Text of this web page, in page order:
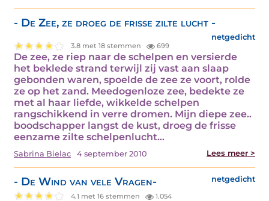
- De Zee, ze droeg de frisse zilte lucht -
netgedicht
3.8 met 18 stemmen 699
De zee, ze riep naar de schelpen en versierde
het beklede strand terwijl zij vast aan slaap
gebonden waren, spoelde de zee ze voort, rolde
ze op het zand. Meedogenloze zee, bedekte ze
met al haar liefde, wikkelde schelpen
rangschikkend in verre dromen. Mijn diepe zee..
boodschapper langst de kust, droeg de frisse
eenzame zilte schelpenlucht…
Sabrina Bielac 4 september 2010 Lees meer >
- De Wind van vele Vragen- netgedicht
4.1 met 16 stemmen 1.054